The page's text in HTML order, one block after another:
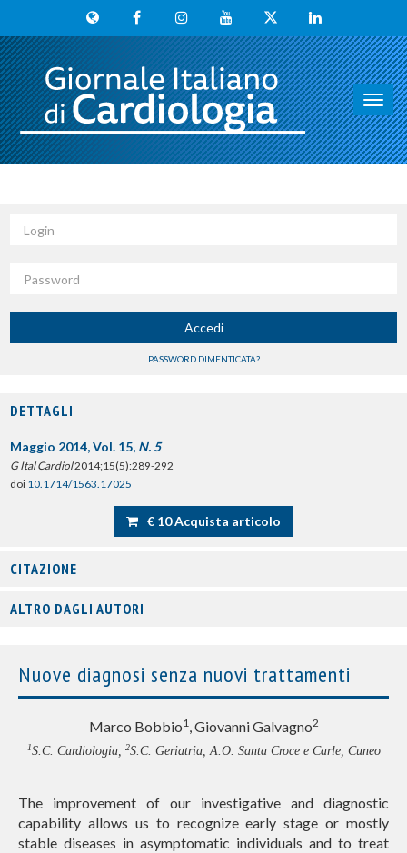
Accedi
PASSWORD DIMENTICATA?
DETTAGLI
Maggio 2014, Vol. 15, N. 5
G Ital Cardiol2014;15(5):289-292
doi 10.1714/1563.17025
€ 10 Acquista articolo
CITAZIONE
ALTRO DAGLI AUTORI
Nuove diagnosi senza nuovi trattamenti
Marco Bobbio1, Giovanni Galvagno2
1S.C. Cardiologia, 2S.C. Geriatria, A.O. Santa Croce e Carle, Cuneo
The improvement of our investigative and diagnostic
capability allows us to recognize early stage or mostly
stable diseases in asymptomatic individuals and to treat